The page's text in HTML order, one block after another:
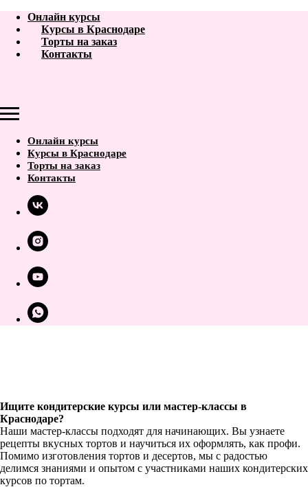
Онлайн курсы
Курсы в Краснодаре
Торты на заказ
Контакты
Онлайн курсы
Курсы в Краснодаре
Торты на заказ
Контакты
Ищите кондитерские курсы или мастер-классы в
Краснодаре?
Наши мастер-классы подходят для начинающих. Вы узнаете
рецепты вкусных тортов и научиться их оформлять, как профи.
Помимо изготовления тортов и десертов, мы с радостью
делимся знаниями и опытом с участниками наших кондитерских
курсов по тортам.